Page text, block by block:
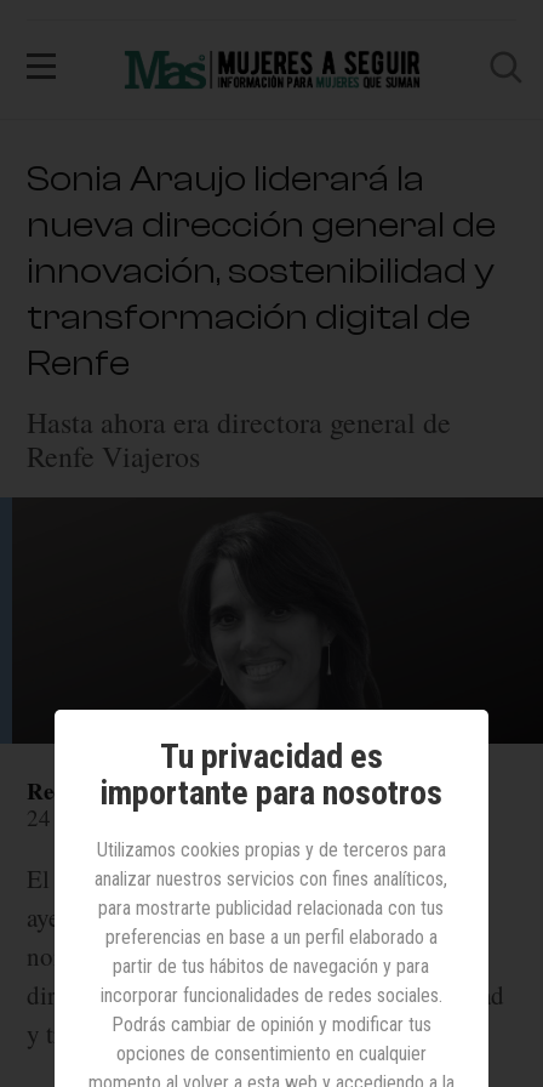
Sonia Araujo liderará la
nueva dirección general de
innovación, sostenibilidad y
transformación digital de
Renfe
Hasta ahora era directora general de
Renfe Viajeros
Redacción
24 enero 2024
El presidente de Renfe, Raül Blanco, informó
ayer al comité de dirección sobre el
nombramiento de Sonia Araujo como nueva
directora general de innovación, sostenibilidad
y transformación digital de la compañía.
Tu privacidad es
importante para nosotros
Utilizamos cookies propias y de terceros para
analizar nuestros servicios con fines analíticos,
para mostrarte publicidad relacionada con tus
preferencias en base a un perfil elaborado a
partir de tus hábitos de navegación y para
incorporar funcionalidades de redes sociales.
Podrás cambiar de opinión y modificar tus
opciones de consentimiento en cualquier